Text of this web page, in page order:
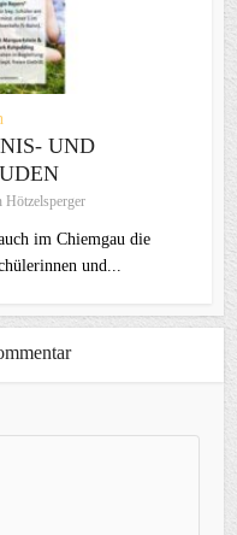
UND
Hötzelsperger
im Chiemgau die
und...